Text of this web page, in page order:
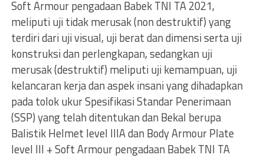
Soft Armour pengadaan Babek TNI TA 2021,
meliputi uji tidak merusak (non destruktif) yang
terdiri dari uji visual, uji berat dan dimensi serta uji
konstruksi dan perlengkapan, sedangkan uji
merusak (destruktif) meliputi uji kemampuan, uji
kelancaran kerja dan aspek insani yang dihadapkan
pada tolok ukur Spesifikasi Standar Penerimaan
(SSP) yang telah ditentukan dan Bekal berupa
Balistik Helmet level IIIA dan Body Armour Plate
level III + Soft Armour pengadaan Babek TNI TA